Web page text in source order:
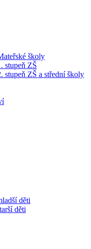
školy
stupeň ZŠ
stupeň ZŠ a střední školy
děti
děti